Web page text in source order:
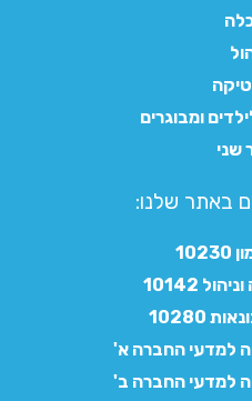
ומבוגרים
שני
באתר שלנו:​
10142
10280
למדעי החברה א'
למדעי החברה ב'